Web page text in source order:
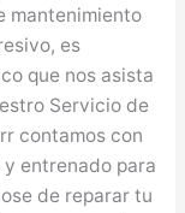
mantenimiento
es
que nos asista
Servicio de
contamos con
entrenado para
de reparar tu